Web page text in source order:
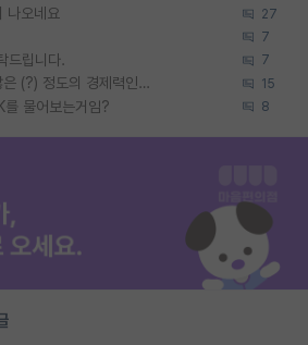
나오네요 27
7
드립니다. 7
박사진학하기에 2억은 괜찮은 (?) 정도의 경제력인가요 15
물어보는거임? 8